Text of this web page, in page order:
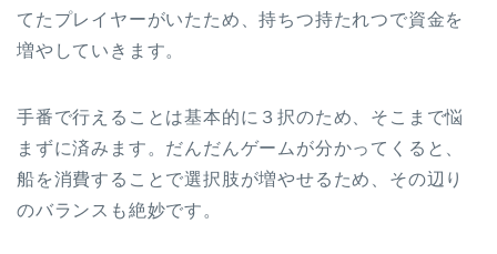
てたプレイヤーがいたため、持ちつ持たれつで資金を
増やしていきます。
手番で行えることは基本的に３択のため、そこまで悩
まずに済みます。だんだんゲームが分かってくると、
船を消費することで選択肢が増やせるため、その辺り
のバランスも絶妙です。